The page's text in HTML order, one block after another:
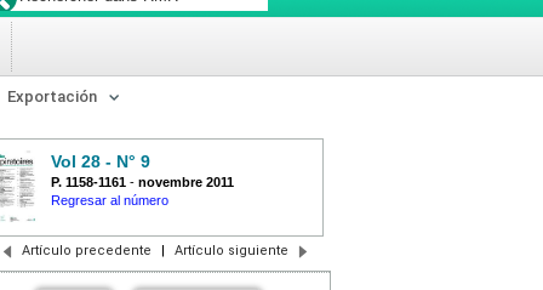
Exportación
Vol 28 - N° 9
P. 1158-1161 - novembre 2011
Regresar al número
Artículo precedente | Artículo siguiente